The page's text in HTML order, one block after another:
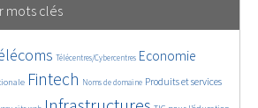
mots clés
Télécentres/Cybercentres Economie
Fintech Noms de domaine Produits et services